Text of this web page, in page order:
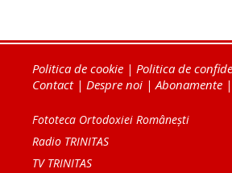
Politica de cookie | Politica de
Contact| Despre noi | Abonamente |
Fototeca Ortodoxiei Românești
Radio TRINITAS
TV TRINITAS